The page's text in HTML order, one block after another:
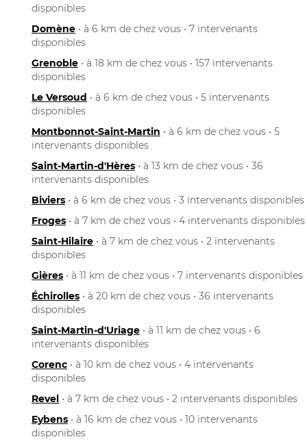
disponibles
Domène • à 6 km de chez vous • 7 intervenants
disponibles
Grenoble • à 18 km de chez vous • 157 intervenants
disponibles
Le Versoud • à 6 km de chez vous • 5 intervenants
disponibles
Montbonnot-Saint-Martin • à 6 km de chez vous • 5
intervenants disponibles
Saint-Martin-d'Hères • à 13 km de chez vous • 36
intervenants disponibles
Biviers • à 6 km de chez vous • 3 intervenants disponibles
Froges • à 7 km de chez vous • 4 intervenants disponibles
Saint-Hilaire • à 7 km de chez vous • 2 intervenants
disponibles
Gières • à 11 km de chez vous • 7 intervenants disponibles
Échirolles • à 20 km de chez vous • 36 intervenants
disponibles
Saint-Martin-d'Uriage • à 11 km de chez vous • 6
intervenants disponibles
Corenc • à 10 km de chez vous • 4 intervenants
disponibles
Revel • à 7 km de chez vous • 2 intervenants disponibles
Eybens • à 16 km de chez vous • 10 intervenants
disponibles